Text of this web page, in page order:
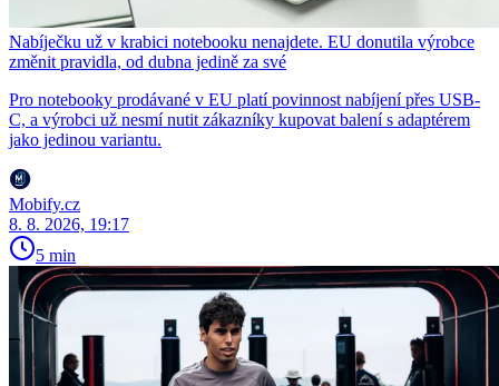
Nabíječku už v krabici notebooku nenajdete. EU donutila výrobce
změnit pravidla, od dubna jedině za své
Pro notebooky prodávané v EU platí povinnost nabíjení přes USB-
C, a výrobci už nesmí nutit zákazníky kupovat balení s adaptérem
jako jedinou variantu.
Mobify.cz
8. 8. 2026, 19:17
5 min